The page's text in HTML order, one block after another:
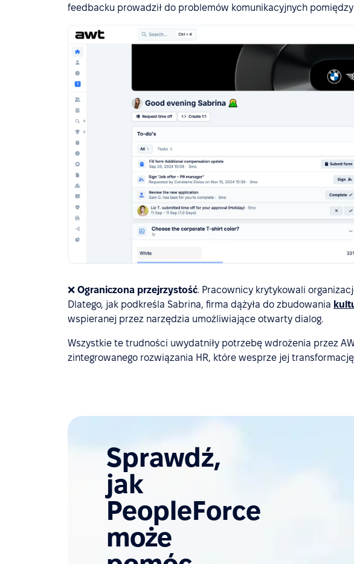
feedbacku prowadził do problemów komunikacyjnych pomiędzy
❌ Ograniczona przejrzystość. Pracownicy krytykowali
Dlatego, jak podkreśla Sabrina, firma dążyła do zbudowania
wspieranej przez narzędzia umożliwiające otwarty dialog.
Wszystkie te trudności uwydatniły potrzebę wdrożenia przez
zintegrowanego rozwiązania HR, które wesprze jej
Sprawdź,
jak
PeopleForce
może